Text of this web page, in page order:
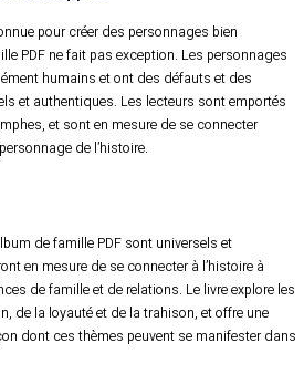
pour créer des personnages bien
PDF ne fait pas exception. Les personnages
humains et ont des défauts et des
et authentiques. Les lecteurs sont emportés
et sont en mesure de se connecter
de l’histoire.
de famille PDF sont universels et
en mesure de se connecter à l’histoire à
de famille et de relations. Le livre explore les
de la loyauté et de la trahison, et offre une
dont ces thèmes peuvent se manifester dans